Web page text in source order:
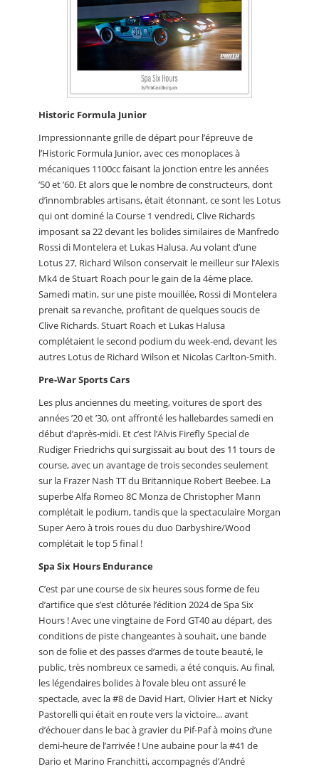
Historic Formula Junior
Impressionnante grille de départ pour l’épreuve de
l’Historic Formula Junior, avec ces monoplaces à
mécaniques 1100cc faisant la jonction entre les années
’50 et ’60. Et alors que le nombre de constructeurs, dont
d’innombrables artisans, était étonnant, ce sont les Lotus
qui ont dominé la Course 1 vendredi, Clive Richards
imposant sa 22 devant les bolides similaires de Manfredo
Rossi di Montelera et Lukas Halusa. Au volant d’une
Lotus 27, Richard Wilson conservait le meilleur sur l’Alexis
Mk4 de Stuart Roach pour le gain de la 4ème place.
Samedi matin, sur une piste mouillée, Rossi di Montelera
prenait sa revanche, profitant de quelques soucis de
Clive Richards. Stuart Roach et Lukas Halusa
complétaient le second podium du week-end, devant les
autres Lotus de Richard Wilson et Nicolas Carlton-Smith.
Pre-War Sports Cars
Les plus anciennes du meeting, voitures de sport des
années ’20 et ’30, ont affronté les hallebardes samedi en
début d’après-midi. Et c’est l’Alvis Firefly Special de
Rudiger Friedrichs qui surgissait au bout des 11 tours de
course, avec un avantage de trois secondes seulement
sur la Frazer Nash TT du Britannique Robert Beebee. La
superbe Alfa Romeo 8C Monza de Christopher Mann
complétait le podium, tandis que la spectaculaire Morgan
Super Aero à trois roues du duo Darbyshire/Wood
complétait le top 5 final !
Spa Six Hours Endurance
C’est par une course de six heures sous forme de feu
d’artifice que s’est clôturée l’édition 2024 de Spa Six
Hours ! Avec une vingtaine de Ford GT40 au départ, des
conditions de piste changeantes à souhait, une bande
son de folie et des passes d’armes de toute beauté, le
public, très nombreux ce samedi, a été conquis. Au final,
les légendaires bolides à l’ovale bleu ont assuré le
spectacle, avec la #8 de David Hart, Olivier Hart et Nicky
Pastorelli qui était en route vers la victoire... avant
d’échouer dans le bac à gravier du Pif-Paf à moins d’une
demi-heure de l’arrivée ! Une aubaine pour la #41 de
Dario et Marino Franchitti, accompagnés d’André